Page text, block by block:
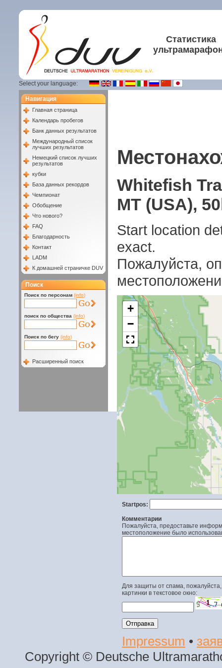
Статистика
Select your language:
Навигация
Главная страница
Календарь пробегов
Банк данных результатов
Международный список
лучших результатов
Немецкий список лучших
результатов
кубки
База данных рекордов
Чемпионат
Обобщение
Что нового?
FAQ
Благодарность
Контакт
LADM
К домашней страничке DUV
Поиск
Поиск по персонам (info)
поиск по общества (info)
Поиск по бегу (info)
Расширенный поиск
Whitefish
MT (USA),
Start location
exact.
Пожалуйста,
+
−
Startpos:
Комментарии
Пожалуйста, предоставьте
местоположение было
Для защиты от спама,
картинки в текстовое окно:
Impressum •
Copyright © Deutsche